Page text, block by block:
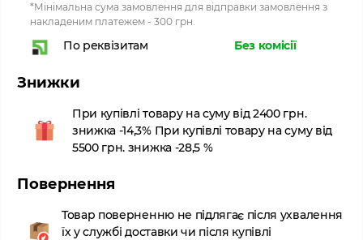
*Мінімальна сума замовлення для відправки замовлення з
накладеним платежем - 300 грн.
По реквізитам Без комісії
Знижки
При купівлі товару на суму від 2400 грн.
знижка -14,3% При купівлі товару на суму від
5500 грн. знижка -28,5 %
Повернення
Товар поверненню не підлягає після ухвалення
їх у службі доставки чи після купівлі